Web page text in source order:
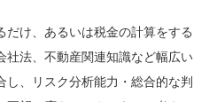
け、あるいは税金の計算をする
社法、不動産関連知識など幅広い
、リスク分析能力・総合的な判